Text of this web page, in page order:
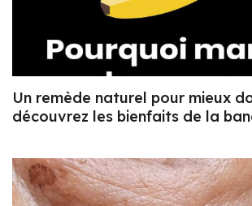
Un remède naturel pour mieux
découvrez les bienfaits de la